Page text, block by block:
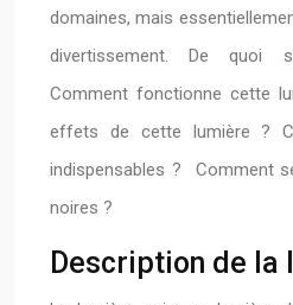
domaines, mais
divertissement. De quoi
Comment fonctionne cette
effets de cette lumière ?
indispensables ? Comment
noires ?
Description de la